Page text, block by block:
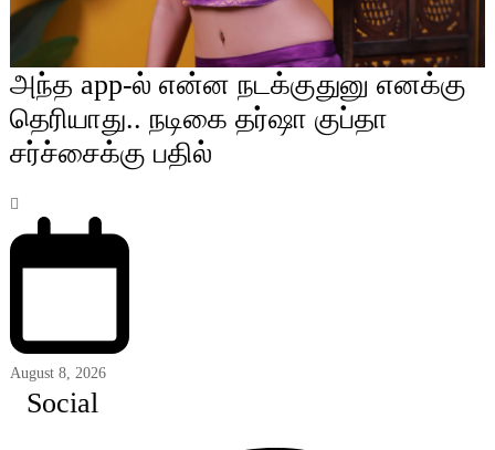
அந்த app-ல் என்ன நடக்குதுனு எனக்கு
தெரியாது.. நடிகை தர்ஷா குப்தா
சர்ச்சைக்கு பதில்
August 8, 2026
Social